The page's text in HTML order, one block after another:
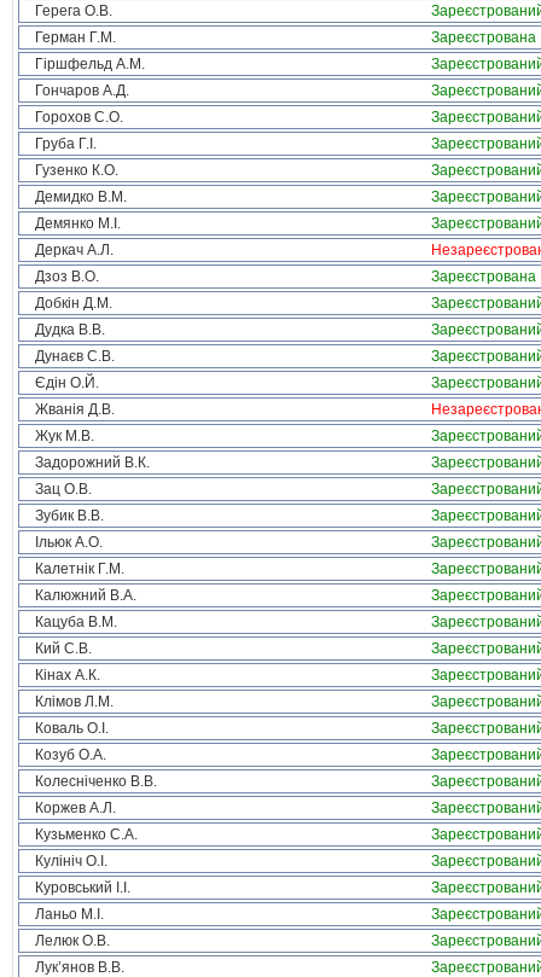
Герега О.В.
Герман Г.М.
Зареєстрована
Гіршфельд А.М.
Гончаров А.Д.
Горохов С.О.
Груба Г.І.
Гузенко К.О.
Демидко В.М.
Демянко М.І.
Деркач А.Л.
Дзоз В.О.
Зареєстрована
Добкін Д.М.
Дудка В.В.
Дунаєв С.В.
Єдін О.Й.
Жванія Д.В.
Жук М.В.
Задорожний В.К.
Зац О.В.
Зубик В.В.
Ільюк А.О.
Калетнік Г.М.
Калюжний В.А.
Кацуба В.М.
Кий С.В.
Кінах А.К.
Клімов Л.М.
Коваль О.І.
Козуб О.А.
Колесніченко В.В.
Коржев А.Л.
Кузьменко С.А.
Кулініч О.І.
Куровський І.І.
Ланьо М.І.
Лелюк О.В.
Лук’янов В.В.